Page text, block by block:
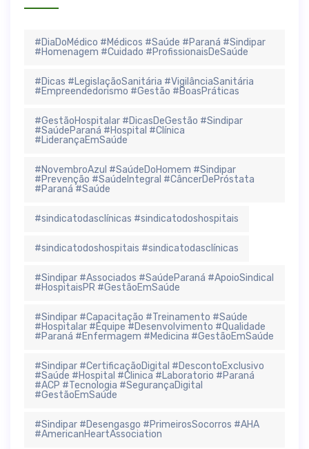
#DiaDoMédico #Médicos #Saúde #Paraná #Sindipar
#Homenagem #Cuidado #ProfissionaisDeSaúde
#Dicas #LegislaçãoSanitária #VigilânciaSanitária
#Empreendedorismo #Gestão #BoasPráticas
#GestãoHospitalar #DicasDeGestão #Sindipar
#SaúdeParaná #Hospital #Clínica
#LiderançaEmSaúde
#NovembroAzul #SaúdeDoHomem #Sindipar
#Prevenção #SaúdeIntegral #CâncerDePróstata
#Paraná #Saúde
#sindicatodasclínicas #sindicatodoshospitais
#sindicatodoshospitais #sindicatodasclínicas
#Sindipar #Associados #SaúdeParaná #ApoioSindical
#HospitaisPR #GestãoEmSaúde
#Sindipar #Capacitação #Treinamento #Saúde
#Hospitalar #Equipe #Desenvolvimento #Qualidade
#Paraná #Enfermagem #Medicina #GestãoEmSaúde
#Sindipar #CertificaçãoDigital #DescontoExclusivo
#Saúde #Hospital #Clinica #Laboratorio #Paraná
#ACP #Tecnologia #SegurançaDigital
#GestãoEmSaúde
#Sindipar #Desengasgo #PrimeirosSocorros #AHA
#AmericanHeartAssociation